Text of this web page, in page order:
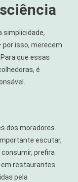
simplicidade,
por isso, merecem
que essas
é
dos moradores.
escutar,
prefira
restaurantes
pela